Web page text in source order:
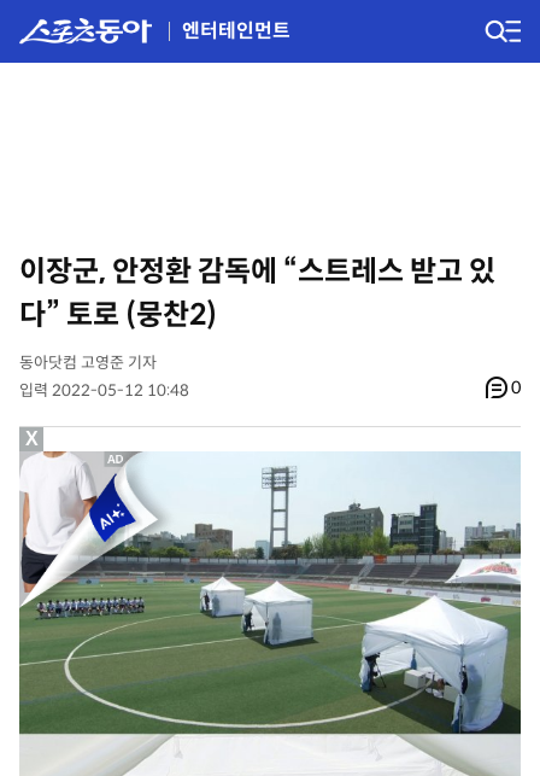
엔터테인먼트
이장군, 안정환 감독에 “스트레스 받고 있
다” 토로 (뭉찬2)
동아닷컴 고영준 기자
입력 2022-05-12 10:48
0
X